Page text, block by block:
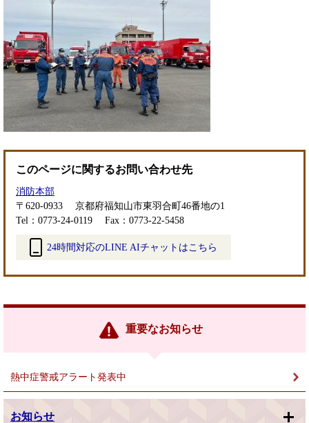
このページに関するお問い合わせ先
消防本部
〒620-0933
京都府福知山市東羽合町46番地の1
Tel：0773-24-0119
Fax：0773-22-5458
24時間対応のLINE AIチャットはこちら
リ
重要なお知らせ
熱中症警戒アラート発表中
お知らせ